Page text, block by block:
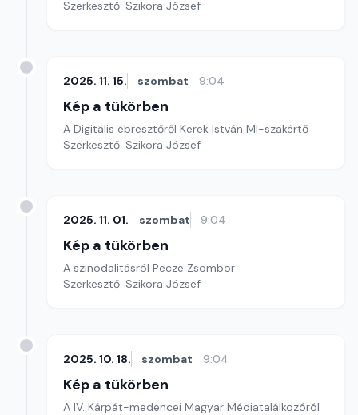
Szerkesztő: Szikora József
2025. 11. 15. szombat 9:04
Kép a tükörben
A Digitális ébresztőről Kerek István MI-szakértő
Szerkesztő: Szikora József
2025. 11. 01. szombat 9:04
Kép a tükörben
A szinodalitásról Pecze Zsombor
Szerkesztő: Szikora József
2025. 10. 18. szombat 9:04
Kép a tükörben
A IV. Kárpát-medencei Magyar Médiatalálkozóról